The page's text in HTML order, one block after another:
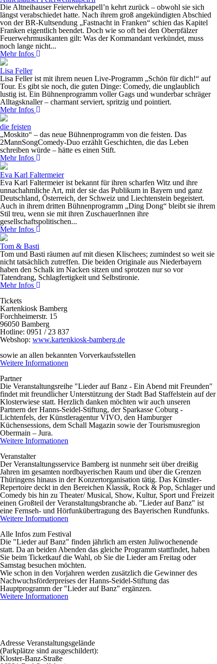
Die Altneihauser Feierwehrkapell’n kehrt zurück – obwohl sie sich
längst verabschiedet hatte. Nach ihrem groß angekündigten Abschied
von der BR-Kultsendung „Fastnacht in Franken“ schien das Kapitel
Franken eigentlich beendet. Doch wie so oft bei den Oberpfälzer
Feuerwehrmusikanten gilt: Was der Kommandant verkündet, muss
noch lange nicht...
Mehr Infos
Lisa Feller
Lisa Feller ist mit ihrem neuen Live-Programm „Schön für dich!“ auf
Tour. Es gibt sie noch, die guten Dinge: Comedy, die unglaublich
lustig ist. Ein Bühnenprogramm voller Gags und wunderbar schräger
Alltagsknaller – charmant serviert, spritzig und pointiert.
Mehr Infos
die feisten
„Moskito“ – das neue Bühnenprogramm von die feisten. Das
2MannSongComedy-Duo erzählt Geschichten, die das Leben
schreiben würde – hätte es einen Stift.
Mehr Infos
Eva Karl Faltermeier
Eva Karl Faltermeier ist bekannt für ihren scharfen Witz und ihre
unnachahmliche Art, mit der sie das Publikum in Bayern und ganz
Deutschland, Österreich, der Schweiz und Liechtenstein begeistert.
Auch in ihrem dritten Bühnenprogramm „Ding Dong“ bleibt sie ihrem
Stil treu, wenn sie mit ihren ZuschauerInnen ihre
gesellschaftspolitischen...
Mehr Infos
Tom & Basti
Tom und Basti räumen auf mit diesen Klischees; zumindest so weit sie
nicht tatsächlich zutreffen. Die beiden Originale aus Niederbayern
haben den Schalk im Nacken sitzen und sprotzen nur so vor
Tatendrang, Schlagfertigkeit und Selbstironie.
Mehr Infos
Tickets
Kartenkiosk Bamberg
Forchheimerstr. 15
96050 Bamberg
Hotline: 0951 / 23 837
Webshop: www.kartenkiosk-bamberg.de
sowie an allen bekannten Vorverkaufsstellen
Weitere Informationen
Partner
Die Veranstaltungsreihe "Lieder auf Banz - Ein Abend mit Freunden"
findet mit freundlicher Unterstützung der Stadt Bad Staffelstein auf der
Klosterwiese statt. Herzlich danken möchten wir auch unseren
Partnern der Hanns-Seidel-Stiftung, der Sparkasse Coburg -
Lichtenfels, der Künstleragentur VIVO, den Hamburger
Küchensessions, dem Schall Magazin sowie der Tourismusregion
Obermain – Jura.
Weitere Informationen
Veranstalter
Der Veranstaltungsservice Bamberg ist nunmehr seit über dreißig
Jahren im gesamten nordbayerischen Raum und über die Grenzen
Thüringens hinaus in der Konzertorganisation tätig. Das Künstler-
Repertoire deckt in den Bereichen Klassik, Rock & Pop, Schlager und
Comedy bis hin zu Theater/ Musical, Show, Kultur, Sport und Freizeit
einen Großteil der Veranstaltungsbranche ab. "Lieder auf Banz" ist
eine Fernseh- und Hörfunkübertragung des Bayerischen Rundfunks.
Weitere Informationen
Alle Infos zum Festival
Die "Lieder auf Banz" finden jährlich am ersten Juliwochenende
statt. Da an beiden Abenden das gleiche Programm stattfindet, haben
Sie beim Ticketkauf die Wahl, ob Sie die Lieder am Freitag oder
Samstag besuchen möchten.
Wie schon in den Vorjahren werden zusätzlich die Gewinner des
Nachwuchsförderpreises der Hanns-Seidel-Stiftung das
Hauptprogramm der "Lieder auf Banz" ergänzen.
Weitere Informationen
Adresse Veranstaltungsgelände
(Parkplätze sind ausgeschildert):
Kloster-Banz-Straße